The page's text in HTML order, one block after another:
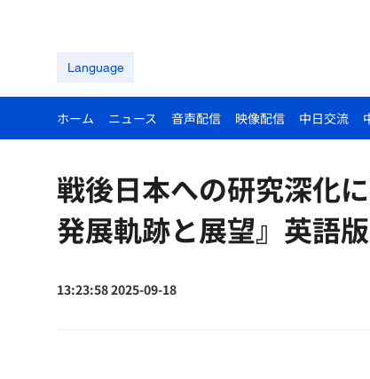
Language
ホーム ニュース 音声配信 映像配信 中日交流
戦後日本への研究深化
発展軌跡と展望』英語
13:23:58 2025-09-18